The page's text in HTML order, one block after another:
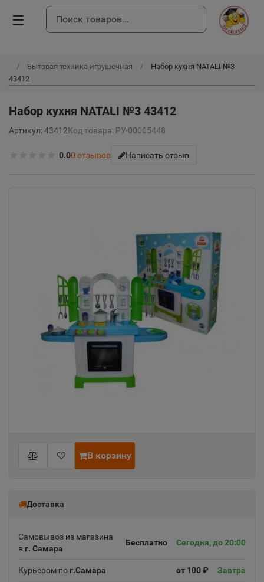
☰
Бытовая техника игрушечная
Набор кухня NATALI №3
43412
Набор кухня NATALI №3 43412
Артикул: 43412Код товара: РУ-00005448
0.00 отзывов Написать отзыв
В корзину
Доставка
Самовывоз из магазина
в г. Самара
Бесплатно Сегодня, до 20:00
Курьером пог.Самара от 100 ₽ Завтра